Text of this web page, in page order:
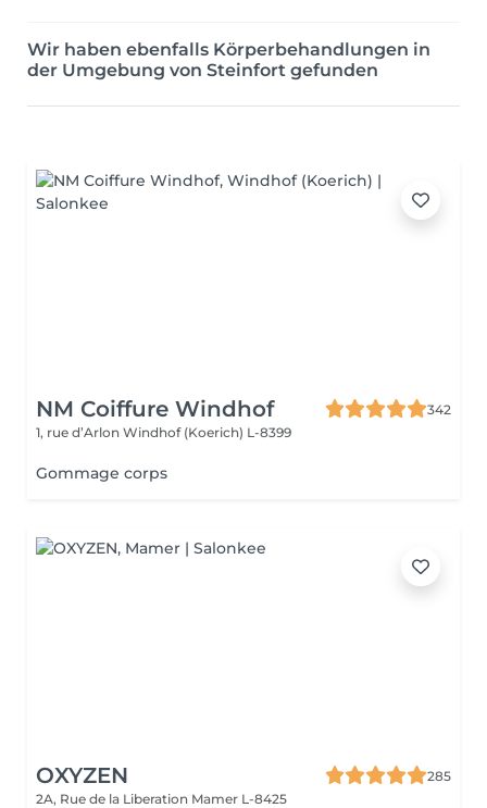
Wir haben ebenfalls Körperbehandlungen in
der Umgebung von Steinfort gefunden
NM Coiffure Windhof
342
1, rue d’Arlon Windhof (Koerich) L-8399
Gommage corps
OXYZEN
285
2A, Rue de la Liberation Mamer L-8425